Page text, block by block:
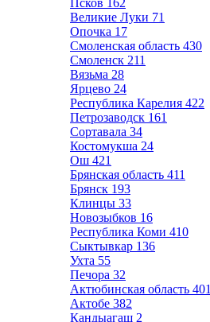
Псков 162
Великие Луки 71
Опочка 17
Смоленская область 430
Смоленск 211
Вязьма 28
Ярцево 24
Республика Карелия 422
Петрозаводск 161
Сортавала 34
Костомукша 24
Ош 421
Брянская область 411
Брянск 193
Клинцы 33
Новозыбков 16
Республика Коми 410
Сыктывкар 136
Ухта 55
Печора 32
Актюбинская область 401
Актобе 382
Кандыагаш 2